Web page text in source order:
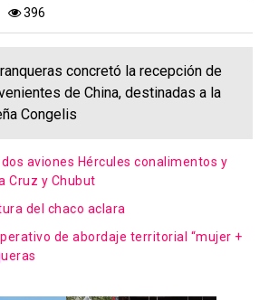
396
concretó la recepción de
de China, destinadas a la
Congelis
dos aviones Hércules conalimentos y
Cruz y Chubut
del chaco aclara
de abordaje territorial “mujer +